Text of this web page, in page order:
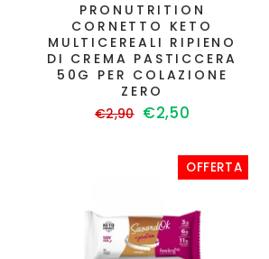
PRONUTRITION
CORNETTO KETO
MULTICEREALI RIPIENO
DI CREMA PASTICCERA
50G PER COLAZIONE
ZERO
Prezzo
€2,90 Prezzo
€2,50
OFFERTA